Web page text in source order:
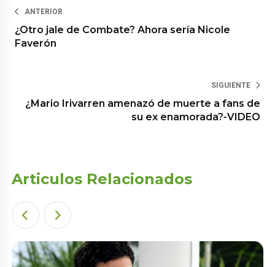
ANTERIOR
¿Otro jale de Combate? Ahora sería Nicole
Faverón
SIGUIENTE
¿Mario Irivarren amenazó de muerte a fans de
su ex enamorada?-VIDEO
Articulos Relacionados